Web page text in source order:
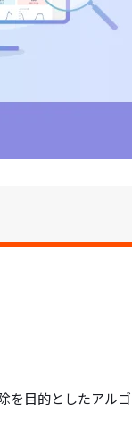
を目的としたアルゴ